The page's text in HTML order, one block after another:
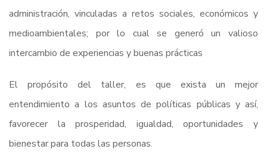
administración, vinculadas a retos sociales, económicos y
medioambientales; por lo cual se generó un valioso
intercambio de experiencias y buenas prácticas
El propósito del taller, es que exista un mejor
entendimiento a los asuntos de políticas públicas y así,
favorecer la prosperidad, igualdad, oportunidades y
bienestar para todas las personas.